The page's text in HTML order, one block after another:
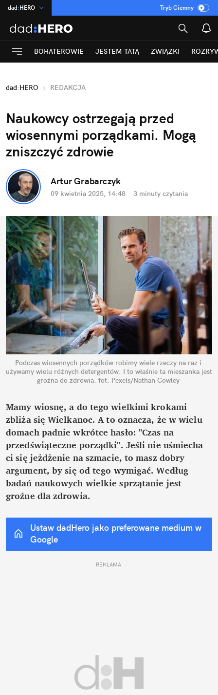
dad:HERO
:Temat
INN:Poland
ASZ:dziennik
Rozrywka
Tryb Ciemny
BOHATEROWIE JESTEM TATĄ ZWIĄZKI
dad:HERO REDAKCJA
Naukowcy ostrzegają przed
wiosennymi porządkami. Mogą
zniszczyć zdrowie
Artur Grabarczyk
09 kwietnia 2025, 14:48 · 3 minuty czytania
Podczas wiosennych porządków robimy wiele rzeczy na raz i
używamy wielu różnych detergentów. I to właśnie ta mieszanka jest
groźna do zdrowia. fot. Pexels/Nathan Cowley
Mamy wiosnę, a do tego wielkimi krokami
zbliża się Wielkanoc. A to oznacza, że w wielu
domach padnie wkrótce hasło: "Czas na
przedświąteczne porządki". Jeśli nie uśmiecha
ci się jeżdżenie na szmacie, to masz dobry
argument, by się od tego wymigać. Według
badań naukowych wielkie sprzątanie jest
groźne dla zdrowia.
Ustaw dadHero jako preferowane medium w
Google
REKLAMA